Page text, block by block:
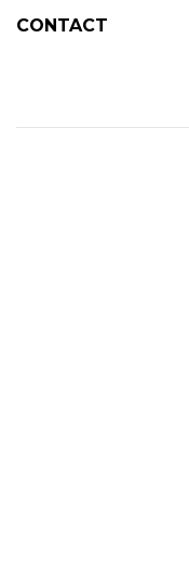
CONTACT